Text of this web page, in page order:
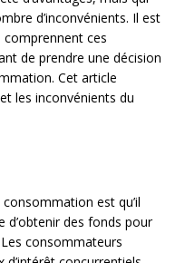
d’inconvénients. Il est
ces
de prendre une décision
Cet article
les inconvénients du
est qu’il
des fonds pour
consommateurs